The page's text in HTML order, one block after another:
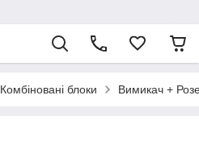
Комбіновані блоки Вимикач +